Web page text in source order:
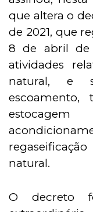
que altera o
de 2021, que
8 de abril de
atividades
natural, e
escoamento,
natural.
O decreto